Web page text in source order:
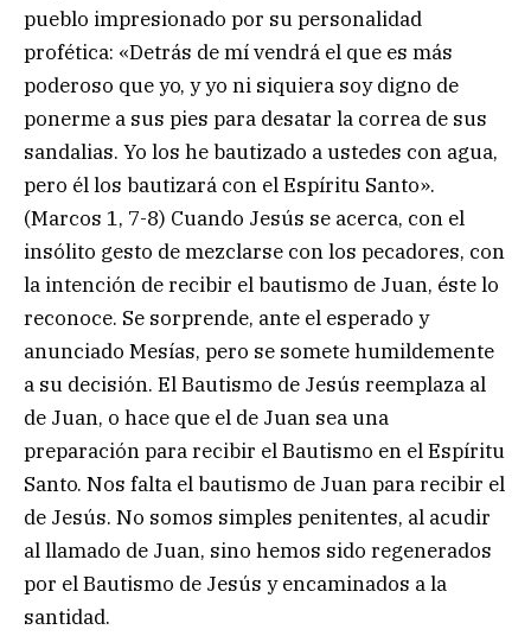
pueblo impresionado por su personalidad
profética: «Detrás de mí vendrá el que es más
poderoso que yo, y yo ni siquiera soy digno de
ponerme a sus pies para desatar la correa de sus
sandalias. Yo los he bautizado a ustedes con agua,
pero él los bautizará con el Espíritu Santo».
(Marcos 1, 7-8) Cuando Jesús se acerca, con el
insólito gesto de mezclarse con los pecadores, con
la intención de recibir el bautismo de Juan, éste lo
reconoce. Se sorprende, ante el esperado y
anunciado Mesías, pero se somete humildemente
a su decisión. El Bautismo de Jesús reemplaza al
de Juan, o hace que el de Juan sea una
preparación para recibir el Bautismo en el Espíritu
Santo. Nos falta el bautismo de Juan para recibir el
de Jesús. No somos simples penitentes, al acudir
al llamado de Juan, sino hemos sido regenerados
por el Bautismo de Jesús y encaminados a la
santidad.